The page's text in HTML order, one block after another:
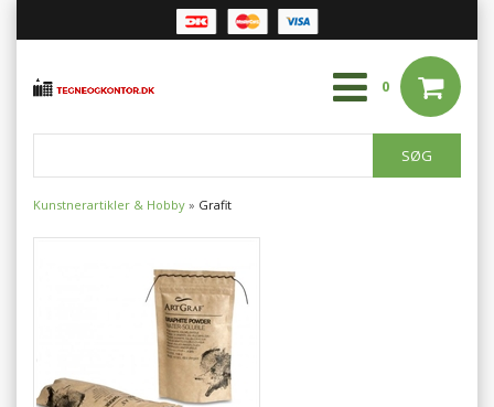
0
Kunstnerartikler & Hobby » Grafit